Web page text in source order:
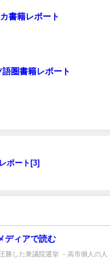
書籍レポート
圏書籍レポート
ポート[3]
ディアで読む
勝した衆議院選挙 －高市個人の人